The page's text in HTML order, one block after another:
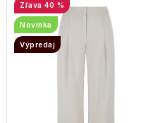
40 %
Novinka
Výpredaj